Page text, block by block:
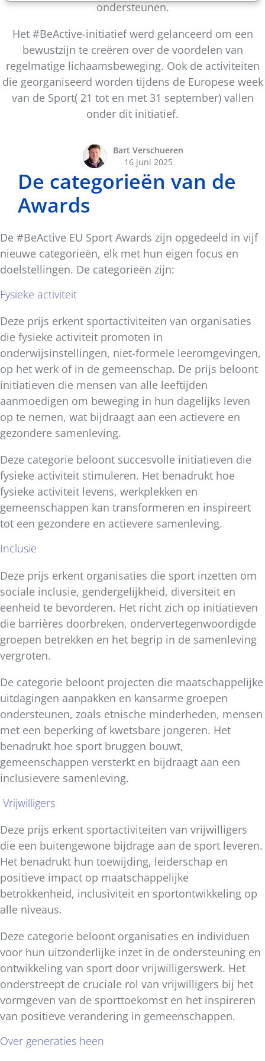
ondersteunen.
Het #BeActive-initiatief werd gelanceerd om een
bewustzijn te creëren over de voordelen van
regelmatige lichaamsbeweging. Ook de activiteiten
die georganiseerd worden tijdens de Europese week
van de Sport( 21 tot en met 31 september) vallen
onder dit initiatief.
Bart Verschueren
16 juni 2025
De categorieën van de
Awards
De #BeActive EU Sport Awards zijn opgedeeld in vijf
nieuwe categorieën, elk met hun eigen focus en
doelstellingen. De categorieën zijn:
Fysieke activiteit
Deze prijs erkent sportactiviteiten van organisaties
die fysieke activiteit promoten in
onderwijsinstellingen, niet-formele leeromgevingen,
op het werk of in de gemeenschap. De prijs beloont
initiatieven die mensen van alle leeftijden
aanmoedigen om beweging in hun dagelijks leven
op te nemen, wat bijdraagt aan een actievere en
gezondere samenleving.
Deze categorie beloont succesvolle initiatieven die
fysieke activiteit stimuleren. Het benadrukt hoe
fysieke activiteit levens, werkplekken en
gemeenschappen kan transformeren en inspireert
tot een gezondere en actievere samenleving.
Inclusie
Deze prijs erkent organisaties die sport inzetten om
sociale inclusie, gendergelijkheid, diversiteit en
eenheid te bevorderen. Het richt zich op initiatieven
die barrières doorbreken, ondervertegenwoordigde
groepen betrekken en het begrip in de samenleving
vergroten.
De categorie beloont projecten die maatschappelijke
uitdagingen aanpakken en kansarme groepen
ondersteunen, zoals etnische minderheden, mensen
met een beperking of kwetsbare jongeren. Het
benadrukt hoe sport bruggen bouwt,
gemeenschappen versterkt en bijdraagt aan een
inclusievere samenleving.
Vrijwilligers
Deze prijs erkent sportactiviteiten van vrijwilligers
die een buitengewone bijdrage aan de sport leveren.
Het benadrukt hun toewijding, leiderschap en
positieve impact op maatschappelijke
betrokkenheid, inclusiviteit en sportontwikkeling op
alle niveaus.
Deze categorie beloont organisaties en individuen
voor hun uitzonderlijke inzet in de ondersteuning en
ontwikkeling van sport door vrijwilligerswerk. Het
onderstreept de cruciale rol van vrijwilligers bij het
vormgeven van de sporttoekomst en het inspireren
van positieve verandering in gemeenschappen.
Over generaties heen